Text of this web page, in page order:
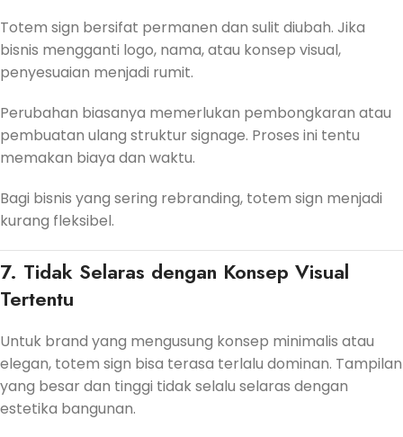
Totem sign bersifat permanen dan sulit diubah. Jika
bisnis mengganti logo, nama, atau konsep visual,
penyesuaian menjadi rumit.
Perubahan biasanya memerlukan pembongkaran atau
pembuatan ulang struktur signage. Proses ini tentu
memakan biaya dan waktu.
Bagi bisnis yang sering rebranding, totem sign menjadi
kurang fleksibel.
7. Tidak Selaras dengan Konsep Visual
Tertentu
Untuk brand yang mengusung konsep minimalis atau
elegan, totem sign bisa terasa terlalu dominan. Tampilan
yang besar dan tinggi tidak selalu selaras dengan
estetika bangunan.